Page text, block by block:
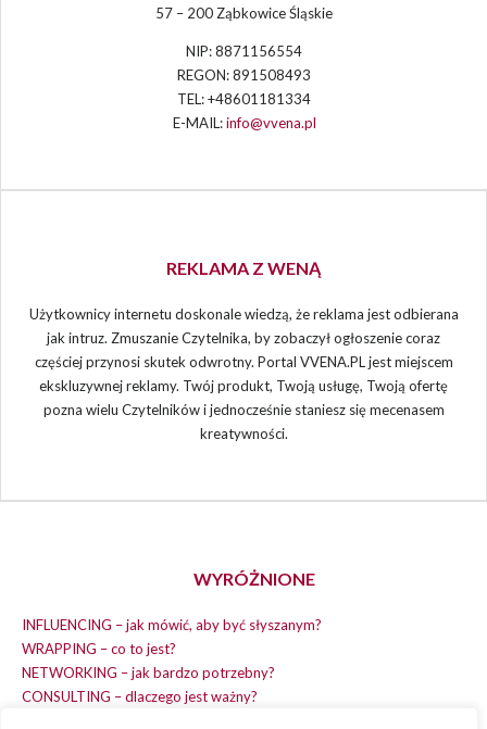
57 – 200 Ząbkowice Śląskie
NIP: 8871156554
REGON: 891508493
TEL: +48601181334
E-MAIL:info@vvena.pl
REKLAMA Z WENĄ
Użytkownicy internetu doskonale wiedzą, że reklama jest odbierana
jak intruz. Zmuszanie Czytelnika, by zobaczył ogłoszenie coraz
częściej przynosi skutek odwrotny. Portal VVENA.PL jest miejscem
ekskluzywnej reklamy. Twój produkt, Twoją usługę, Twoją ofertę
pozna wielu Czytelników i jednocześnie staniesz się mecenasem
kreatywności.
WYRÓŻNIONE
INFLUENCING – jak mówić, aby być słyszanym?
WRAPPING – co to jest?
NETWORKING – jak bardzo potrzebny?
CONSULTING – dlaczego jest ważny?